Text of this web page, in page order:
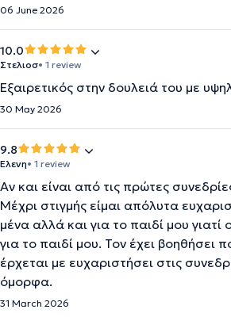
06 June 2026
10.0
Στελιοσ• 1 review
Εξαιρετικός στην δουλειά του με
30 May 2026
9.8
Ελενη• 1 review
Αν και είναι από τις πρώτες
Μέχρι στιγμής είμαι απόλυτα
μένα αλλά και για το παιδί μου γιατί
για το παιδί μου. Τον έχει βοηθήσει
έρχεται με ευχαριστήσει στις
όμορφα.
31 March 2026